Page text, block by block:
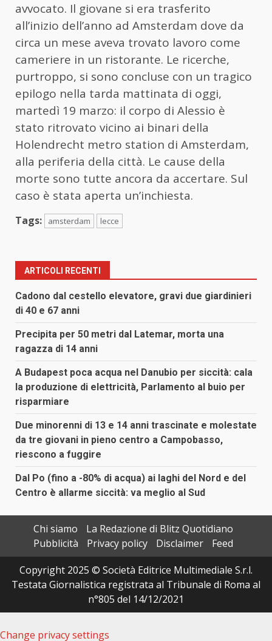
avvocato. Il giovane si era trasferito
all’inizio dell’anno ad Amsterdam dove da
circa un mese aveva trovato lavoro come
cameriere in un ristorante. Le ricerche,
purtroppo, si sono concluse con un tragico
epilogo nella tarda mattinata di oggi,
martedì 19 marzo: il corpo di Alessio è
stato ritrovato vicino ai binari della
Holendrecht metro station di Amsterdam,
alla periferia della città. Le cause della
morte sono tutte ancora da accertare. Sul
caso è stata aperta un’inchiesta.
Tags: amsterdam lecce
ARTICOLI RECENTI
Cadono dal cestello elevatore, gravi due giardinieri
di 40 e 67 anni
Precipita per 50 metri dal Latemar, morta una
ragazza di 14 anni
A Budapest poca acqua nel Danubio per siccità: cala
la produzione di elettricità, Parlamento al buio per
risparmiare
Due minorenni di 13 e 14 anni trascinate e molestate
da tre giovani in pieno centro a Campobasso,
riescono a fuggire
Dal Po (fino a -80% di acqua) ai laghi del Nord e del
Centro è allarme siccità: va meglio al Sud
Chi siamo
La Redazione di Blitz Quotidiano
Pubblicità
Privacy policy Disclaimer
Feed
Copyright 2025 © Società Editrice Multimediale S.r.l.
Testata Giornalistica registrata al Tribunale di Roma al
n°805 del 14/12/2021
Change privacy settings